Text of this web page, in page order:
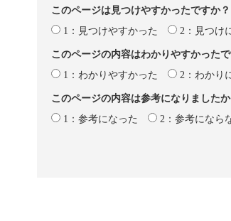
このページは見つけやすかったですか？
1：見つけやすかった
2：見つけ
このページの内容はわかりやすかったで
1：わかりやすかった
2：わかり
このページの内容は参考になりましたか
1：参考になった
2：参考になら